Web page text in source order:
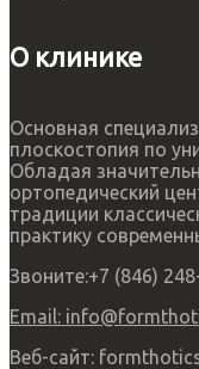
О клинике
Основная
плоскостопия по
Обладая
ортопедический
традиции
практику
Звоните:+7 (846)
Email:
Веб-сайт: